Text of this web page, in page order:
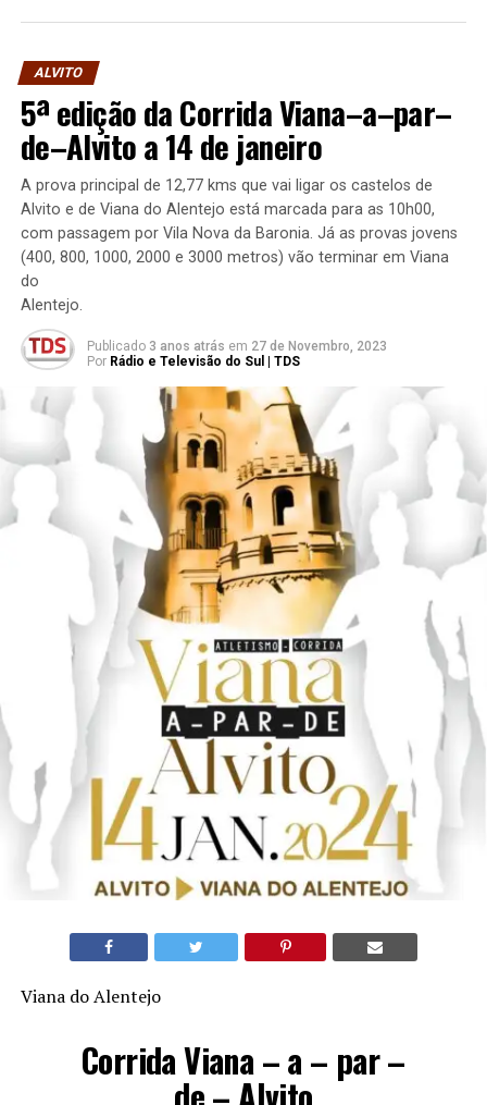
ALVITO
5ª edição da Corrida Viana–a–par–
de–Alvito a 14 de janeiro
A prova principal de 12,77 kms que vai ligar os castelos de
Alvito e de Viana do Alentejo está marcada para as 10h00,
com passagem por Vila Nova da Baronia. Já as provas jovens
(400, 800, 1000, 2000 e 3000 metros) vão terminar em Viana
do
Alentejo.
Publicado 3 anos atrás em 27 de Novembro, 2023
Por Rádio e Televisão do Sul | TDS
Viana do Alentejo
Corrida Viana – a – par –